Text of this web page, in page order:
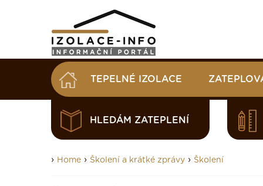
TEPELNÉ IZOLACE
HLEDÁM ZATEPLENÍ
› Home › Školení a krátké zprávy › Školení